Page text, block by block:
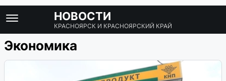
НОВОСТИ
КРАСНОЯРСК И КРАСНОЯРСКИЙ КРАЙ
Экономика